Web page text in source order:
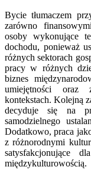
Bycie tłumaczem
zarówno
osoby wykonujące
dochodu, ponieważ
różnych sektorach
pracy w różnych
biznes
umiejętności oraz
kontekstach. Kolejną
decyduje się na
samodzielnego
Dodatkowo, praca
z różnorodnymi
satysfakcjonujące
międzykulturowością.